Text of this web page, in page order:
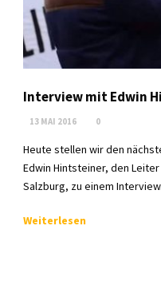
Interview mit Edwin
13 MAI 2016 0
Heute stellen wir den
Edwin Hintsteiner, den
Salzburg, zu einem
Weiterlesen